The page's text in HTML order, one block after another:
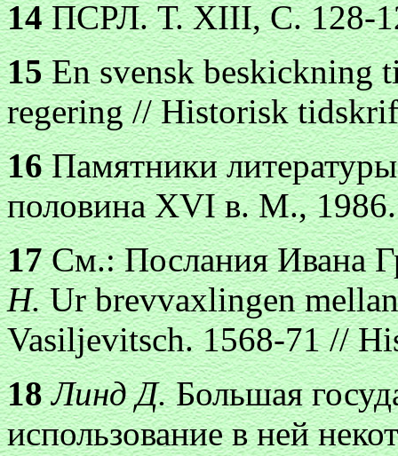
14ПСРЛ. Т. XIII, С. 128-
15En svensk beskickning
regering // Historisk
16Памятники
половина XVI в. М.,
17См.: Послания Ивана
H.Ur brevvaxlingen
Vasiljevitsch. 1568-71 //
18Линд Д.Большая
использование в ней